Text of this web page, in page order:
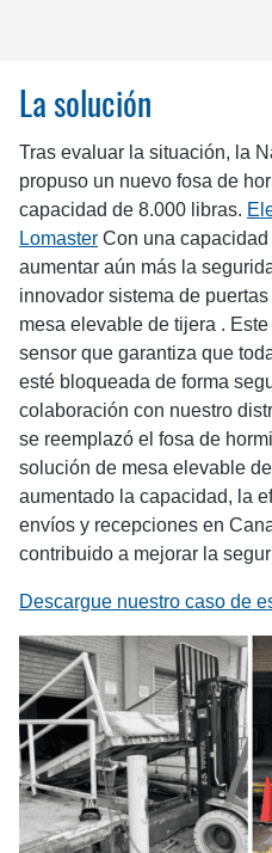
La solución
Tras evaluar la situación, la
propuso un nuevo fosa de
capacidad de 8.000 libras.
Lomaster Con una
aumentar aún más la
innovador sistema de
mesa elevable de tijera .
sensor que garantiza que
esté bloqueada de forma
colaboración con nuestro
se reemplazó el fosa de
solución de mesa elevable
aumentado la capacidad, la
envíos y recepciones en
contribuido a mejorar la
Descargue nuestro caso de